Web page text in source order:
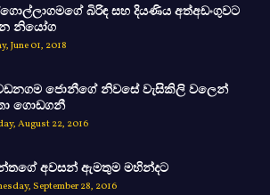
බිරිඳ සහ දියණිය අත්අඩංගුවට
නියෝග
June 01, 2018
ජොනීගේ නිවසේ වැසිකිලි වලෙන්
ගොඩගනී
August 22, 2016
අවසන් ඇමතුම මහින්දට
September 28, 2016